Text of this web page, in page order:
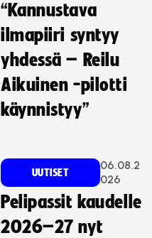
“Kannustava
ilmapiiri syntyy
yhdessä – Reilu
Aikuinen -pilotti
käynnistyy”
UUTISET
06.08.2
026
Pelipassit kaudelle
2026–27 nyt